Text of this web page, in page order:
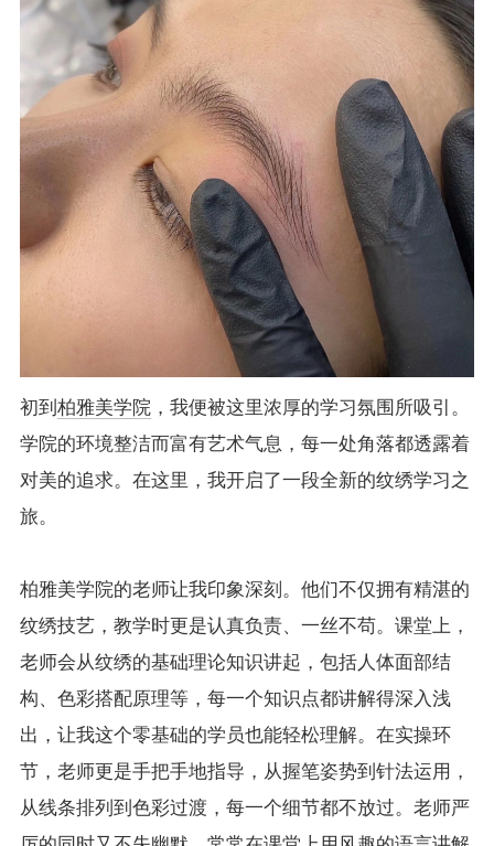
初到 柏雅美学院，我便被这里浓厚的学习氛围所吸引。
学院的环境整洁而富有艺术气息，每一处角落都透露着
对美的追求。在这里，我开启了一段全新的纹绣学习之
旅。
柏雅美学院的老师让我印象深刻。他们不仅拥有精湛的
纹绣技艺，教学时更是认真负责、一丝不苟。课堂上，
老师会从纹绣的基础理论知识讲起，包括人体面部结
构、色彩搭配原理等，每一个知识点都讲解得深入浅
出，让我这个零基础的学员也能轻松理解。在实操环
节，老师更是手把手地指导，从握笔姿势到针法运用，
从线条排列到色彩过渡，每一个细节都不放过。老师严